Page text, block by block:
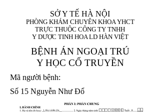
SỞ Y TẾ HÀ NỘI
PHÒNG KHÁM CHUYÊN KHOA YHCT
TRỰC THUỘC CÔNG TY TNHH
Y DƯỢC TINH HOA LD HÀN VIỆT
BỆNH ÁN NGOẠI TRÚ
Y HỌC CỔ TRUYỀN
Mã người bệnh:
Số 15 Nguyễn Như Đổ
1. Họ và tên (In
1 9 9 5
8